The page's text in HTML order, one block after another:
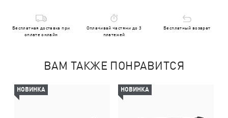
Бесплатная доставка при
оплате онлайн
Оплачивай частями до 3
платежей
Бесплатный возврат
ВАМ ТАКЖЕ ПОНРАВИТСЯ
НОВИНКА НОВИНКА